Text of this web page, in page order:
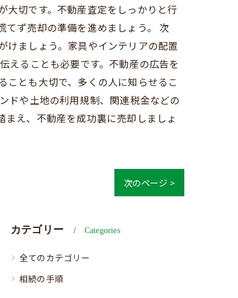
大切です。不動産査定をしっかりと行
てず売却の準備を進めましょう。 次
けましょう。家具やインテリアの配置
えることも必要です。不動産の広告を
ことも大切で、多くの人に知らせるこ
ドや土地の利用規制、関連税金などの
え、不動産を成功裏に売却しましょ
次のページ >
カテゴリー Categories
全てのカテゴリー
相続の手順